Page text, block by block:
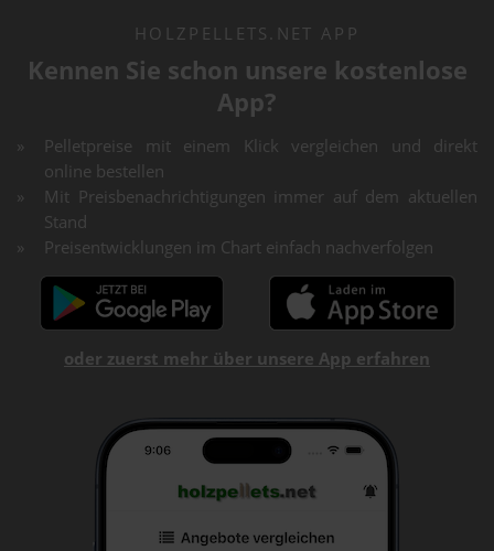
HOLZPELLETS.NET APP
Kennen Sie schon unsere kostenlose
App?
Pelletpreise mit einem Klick vergleichen und direkt
online bestellen
Mit Preisbenachrichtigungen immer auf dem aktuellen
Stand
Preisentwicklungen im Chart einfach nachverfolgen
oder zuerst mehr über unsere App erfahren